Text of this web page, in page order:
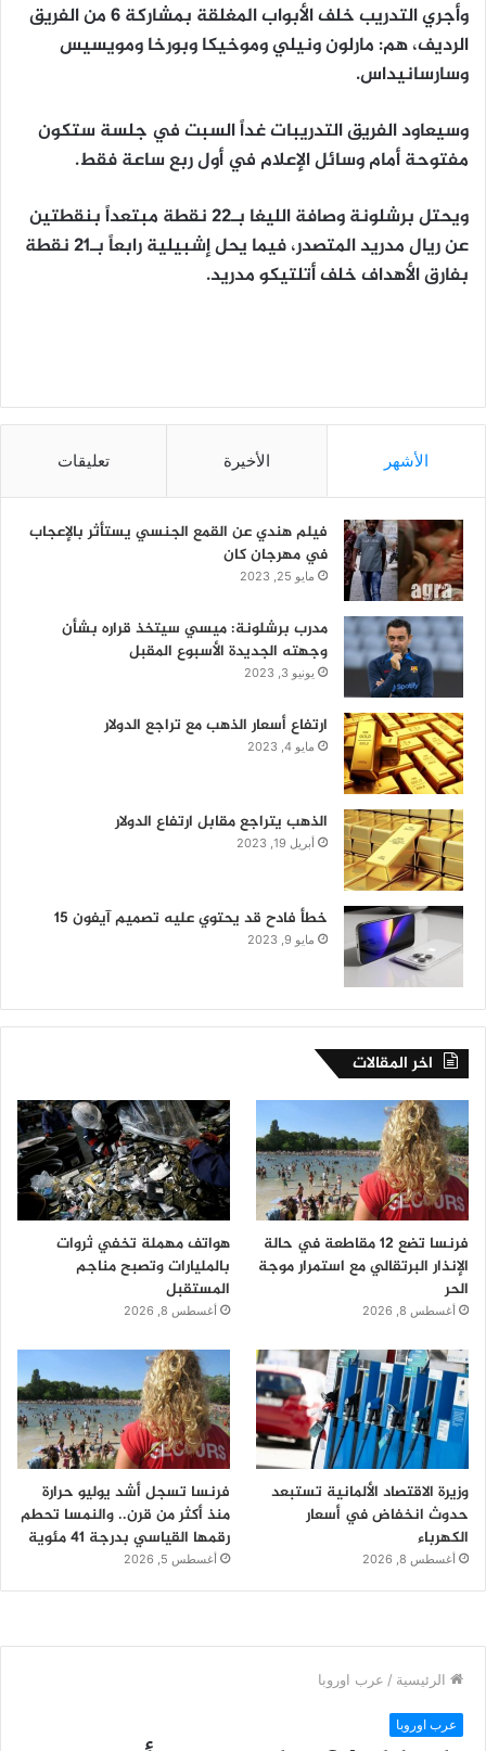
وأجري التدريب خلف الأبواب المغلقة بمشاركة 6 من الفريق
الرديف، هم: مارلون ونيلي وموخيكا وبورخا ومويسيس
وسارسانيداس.
وسيعاود الفريق التدريبات غداً السبت في جلسة ستكون
مفتوحة أمام وسائل الإعلام في أول ربع ساعة فقط.
ويحتل برشلونة وصافة الليغا بـ22 نقطة مبتعداً بنقطتين
عن ريال مدريد المتصدر، فيما يحل إشبيلية رابعاً بـ21 نقطة
بفارق الأهداف خلف أتلتيكو مدريد.
الأشهر الأخيرة تعليقات
فيلم هندي عن القمع الجنسي يستأثر بالإعجاب
في مهرجان كان
مايو 25, 2023
مدرب برشلونة: ميسي سيتخذ قراره بشأن
وجهته الجديدة الأسبوع المقبل
يونيو 3, 2023
ارتفاع أسعار الذهب مع تراجع الدولار
مايو 4, 2023
الذهب يتراجع مقابل ارتفاع الدولار
أبريل 19, 2023
خطأ فادح قد يحتوي عليه تصميم آيفون 15
مايو 9, 2023
اخر المقالات
فرنسا تضع 12 مقاطعة في حالة
الإنذار البرتقالي مع استمرار موجة
الحر
أغسطس 8, 2026
هواتف مهملة تخفي ثروات
بالمليارات وتصبح مناجم
المستقبل
أغسطس 8, 2026
وزيرة الاقتصاد الألمانية تستبعد
حدوث انخفاض في أسعار
الكهرباء
أغسطس 8, 2026
فرنسا تسجل أشد يوليو حرارة
منذ أكثر من قرن.. والنمسا تحطم
رقمها القياسي بدرجة 41 مئوية
أغسطس 5, 2026